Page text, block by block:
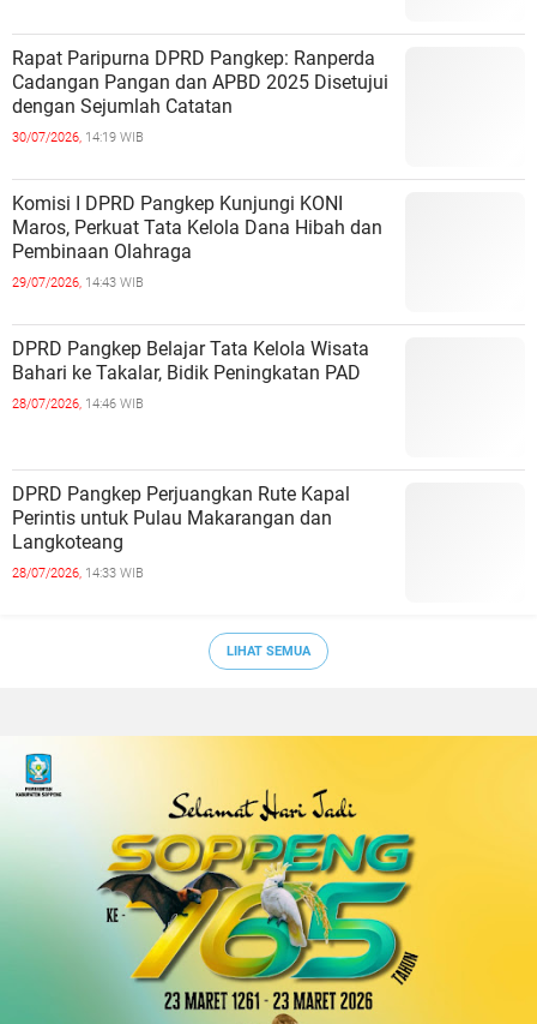
Rapat Paripurna DPRD Pangkep: Ranperda
Cadangan Pangan dan APBD 2025 Disetujui
dengan Sejumlah Catatan
30/07/2026, 14:19 WIB
Komisi I DPRD Pangkep Kunjungi KONI
Maros, Perkuat Tata Kelola Dana Hibah dan
Pembinaan Olahraga
29/07/2026, 14:43 WIB
DPRD Pangkep Belajar Tata Kelola Wisata
Bahari ke Takalar, Bidik Peningkatan PAD
28/07/2026, 14:46 WIB
DPRD Pangkep Perjuangkan Rute Kapal
Perintis untuk Pulau Makarangan dan
Langkoteang
28/07/2026, 14:33 WIB
LIHAT SEMUA